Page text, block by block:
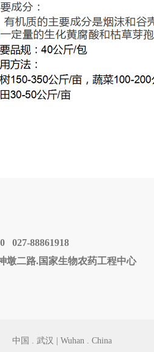
027-88861918
墩二路.国家生物农药工程中心
中国 . 武汉 | Wuhan . China